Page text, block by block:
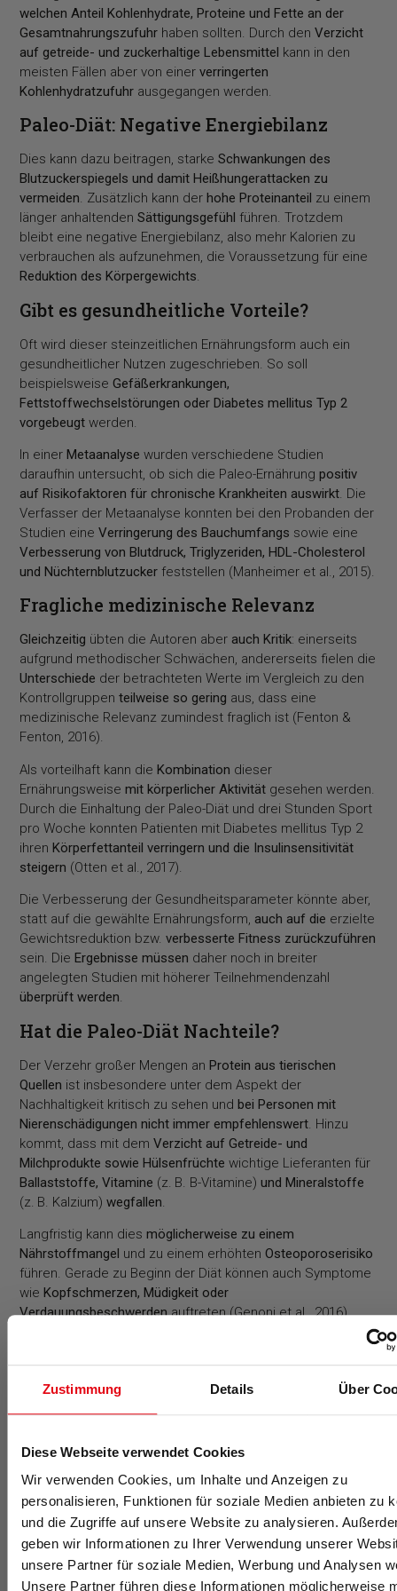
Zustimmung Details Über
Diese Webseite verwendet Cookies
Wir verwenden Cookies, um Inhalte und Anzeigen zu
personalisieren, Funktionen für soziale Medien anbieten zu
und die Zugriffe auf unsere Website zu analysieren.
geben wir Informationen zu Ihrer Verwendung unserer
unsere Partner für soziale Medien, Werbung und Analysen
Unsere Partner führen diese Informationen möglicherweise
welchen Anteil Kohlenhydrate, Proteine und Fette an der
Gesamtnahrungszufuhr haben sollten. Durch denVerzicht
auf getreide- und zuckerhaltige Lebensmittel kann in den
meisten Fällen aber von einerverringerten
Kohlenhydratzufuhr ausgegangen werden.
Paleo-Diät: Negative Energiebilanz
Dies kann dazu beitragen, starkeSchwankungen des
Blutzuckerspiegels und damit Heißhungerattacken zu
vermeiden. Zusätzlich kann derhohe Proteinanteil zu einem
länger anhaltendenSättigungsgefühl führen. Trotzdem
bleibt eine negative Energiebilanz, also mehr Kalorien zu
verbrauchen als aufzunehmen, die Voraussetzung für eine
Reduktion des Körpergewichts.
Gibt es gesundheitliche Vorteile?
Oft wird dieser steinzeitlichen Ernährungsform auch ein
gesundheitlicher Nutzen zugeschrieben. So soll
beispielsweiseGefäßerkrankungen,
Fettstoffwechselstörungen oder Diabetes mellitus Typ 2
vorgebeugt werden.
In einerMetaanalyse wurden verschiedene Studien
daraufhin untersucht, ob sich die Paleo-Ernährungpositiv
auf Risikofaktoren für chronische Krankheiten auswirkt. Die
Verfasser der Metaanalyse konnten bei den Probanden der
Studien eineVerringerung des Bauchumfangs sowie eine
Verbesserung von Blutdruck, Triglyzeriden, HDL-Cholesterol
und Nüchternblutzucker feststellen (Manheimer et al., 2015).
Fragliche medizinische Relevanz
Gleichzeitig übten die Autoren aber auch Kritik: einerseits
aufgrund methodischer Schwächen, andererseits fielen die
Unterschiede der betrachteten Werte im Vergleich zu den
Kontrollgruppenteilweise so gering aus, dass eine
medizinische Relevanz zumindest fraglich ist (Fenton &
Fenton, 2016).
Als vorteilhaft kann dieKombination dieser
Ernährungsweisemit körperlicher Aktivität gesehen werden.
Durch die Einhaltung der Paleo-Diät und drei Stunden Sport
pro Woche konnten Patienten mit Diabetes mellitus Typ 2
ihrenKörperfettanteil verringern und die Insulinsensitivität
steigern (Otten et al., 2017).
Die Verbesserung der Gesundheitsparameter könnte aber,
statt auf die gewählte Ernährungsform, auch auf die erzielte
Gewichtsreduktion bzw.verbesserte Fitness zurückzuführen
sein. DieErgebnisse müssen daher noch in breiter
angelegten Studien mit höherer Teilnehmendenzahl
überprüft werden.
Hat die Paleo-Diät Nachteile?
Der Verzehr großer Mengen anProtein aus tierischen
Quellen ist insbesondere unter dem Aspekt der
Nachhaltigkeit kritisch zu sehen undbei Personen mit
Nierenschädigungen nicht immer empfehlenswert . Hinzu
kommt, dass mit demVerzicht auf Getreide- und
Milchprodukte sowie Hülsenfrüchte wichtige Lieferanten für
Ballaststoffe, Vitamine (z. B. B-Vitamine)und Mineralstoffe
(z. B. Kalzium)wegfallen
Langfristig kann diesmöglicherweise zu einem
Nährstoffmangel und zu einem erhöhtenOsteoporoserisiko
führen. Gerade zu Beginn der Diät können auch Symptome
wieKopfschmerzen, Müdigkeit oder
Verdauungsbeschwerdenauftreten (Genoni et al., 2016).
teuerer
In der Praxis kann ein
werden muss.
Man sollte sich außerdem bewusst sein, dass für
Fleisch
aus artgerechter Tierhaltung und Biolebensmittel
ausgegeben werden muss als für konventionell
hergestellte Produkte, wasaus finanzieller Sicht ebenfalls
als Nachteil empfunden werden könnte.